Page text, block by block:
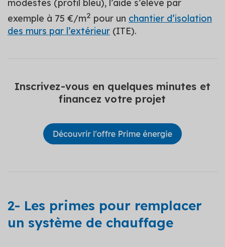
modestes (profil bleu), l’aide s’élève par
exemple à 75 €/m2 pour un chantier d’isolation
des murs par l’extérieur (ITE).
Inscrivez-vous en quelques minutes et
financez votre projet
2- Les primes pour remplacer
un système de chauffage